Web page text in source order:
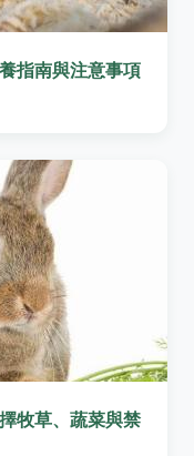
指南與注意事項
牧草、蔬菜與禁